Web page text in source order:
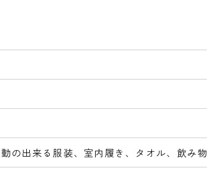
の出来る服装、室内履き、タオル、飲み物